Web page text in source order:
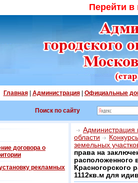
Перейти
Главная| Администрация| Официальные
Поиск по сайту
договора о
рекламных
Администрация
области
земельных
права на
расположенного
Красногорского
1112кв.м для